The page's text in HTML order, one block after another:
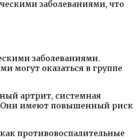
заболеваниями, что
заболеваниями.
могут оказаться в группе
артрит, системная
Они имеют повышенный риск
противовоспалительные